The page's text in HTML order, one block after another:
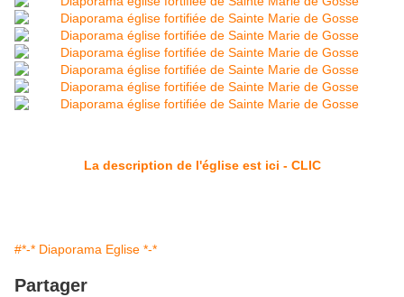
La description de l'église est ici - CLIC
#*-* Diaporama Eglise *-*
Partager